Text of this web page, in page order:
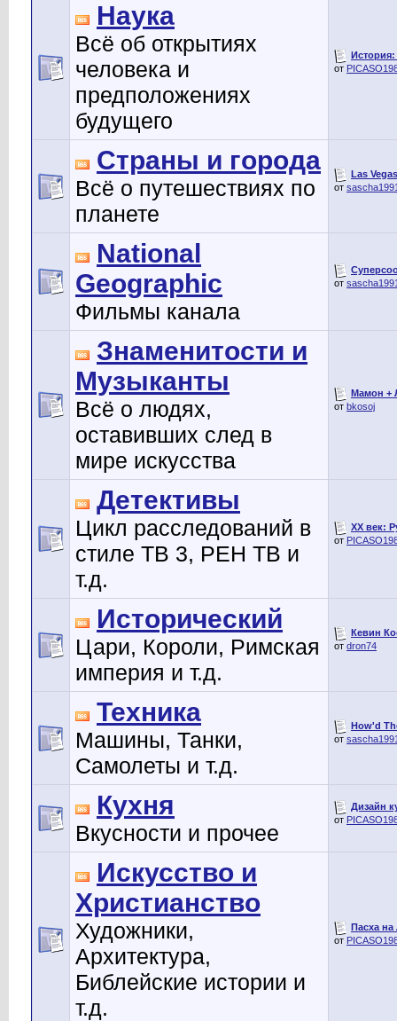
Наука
Всё об открытиях
человека и
предположениях
будущего
История:
от
Страны и города
Всё о путешествиях по
планете
Las
от
National
Geographic
Фильмы канала
от
Знаменитости и
Музыканты
Всё о людях,
оставивших след в
мире искусства
Мамон +
от bkosoj
Детективы
Цикл расследований в
стиле ТВ 3, РЕН ТВ и
т.д.
XX век:
от
Исторический
Цари, Короли, Римская
империя и т.д.
Кевин
от dron74
Техника
Машины, Танки,
Самолеты и т.д.
How'd
от
Кухня
Вкусности и прочее
Дизайн
от
Искусство и
Христианство
Художники,
Архитектура,
Библейские истории и
т.д.
Пасха на
от